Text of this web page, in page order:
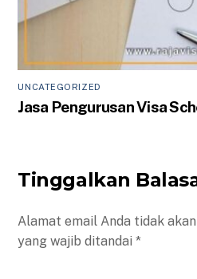
UNCATEGORIZED
Jasa Pengurusan Visa
Tinggalkan
Alamat email Anda tidak
yang wajib ditandai*